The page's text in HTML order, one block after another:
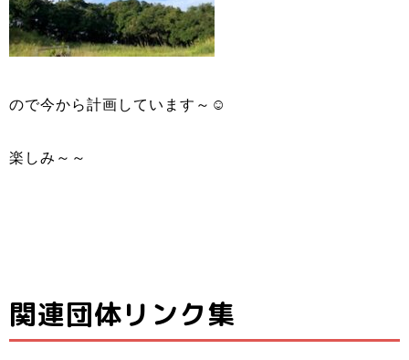
ので今から計画しています～☺
楽しみ～～
関連団体リンク集
子どもたちと親
子ども料理教室
でお母さんのお
子ども食堂＆プ